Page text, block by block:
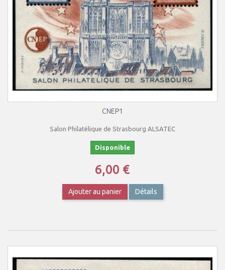
CNEP1
Salon Philatélique de Strasbourg ALSATEC
Disponible
6,00 €
Ajouter au panier Détails